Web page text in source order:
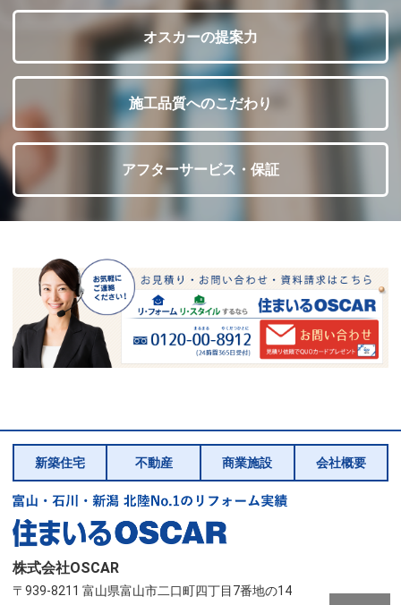
オスカーの提案力
施工品質へのこだわり
アフターサービス・保証
新築住宅 不動産 商業施設 会社概要
株式会社OSCAR
〒939-8211 富山県富山市二口町四丁目7番地の14